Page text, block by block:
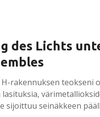
des Lichts
rakennuksen
sijoittuu seinäkkeen